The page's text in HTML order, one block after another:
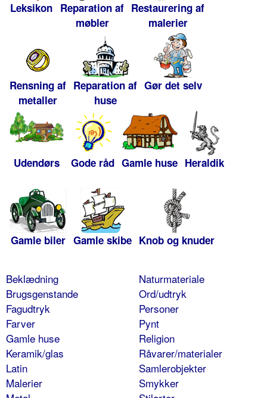
Leksikon Reparation af
møbler
Restaurering af
malerier
Rensning af
metaller
Reparation af
huse
Gør det selv
Udendørs Gode råd Gamle huse Heraldik
Gamle biler Gamle skibe Knob og knuder
Beklædning
Brugsgenstande
Fagudtryk
Farver
Gamle huse
Keramik/glas
Latin
Malerier
Naturmateriale
Ord/udtryk
Personer
Pynt
Religion
Råvarer/materialer
Samlerobjekter
Smykker